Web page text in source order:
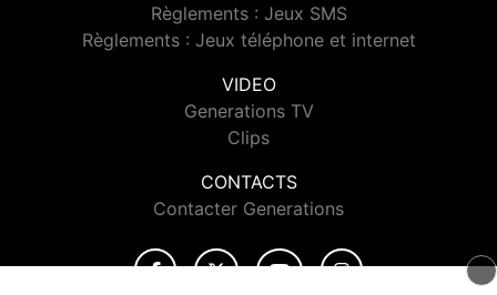
Règlements : Jeux SMS
Règlements : Jeux téléphone et internet
VIDEO
Generations TV
Clips
CONTACTS
Contacter Generations